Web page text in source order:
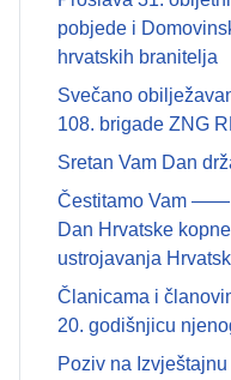
pobjede i
hrvatskih branitelja
Svečano
108. brigade ZNG
Sretan Vam Dan
Čestitamo Vam
Dan Hrvatske
ustrojavanja
Članicama i
20. godišnjicu
Poziv na